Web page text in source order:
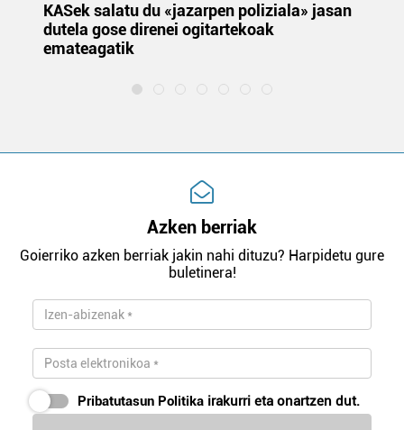
KASek salatu du «jazarpen poliziala» jasan
dutela gose direnei ogitartekoak
emateagatik
Azken berriak
Goierriko azken berriak jakin nahi dituzu? Harpidetu gure
buletinera!
Pribatutasun Politika irakurri eta onartzen dut.